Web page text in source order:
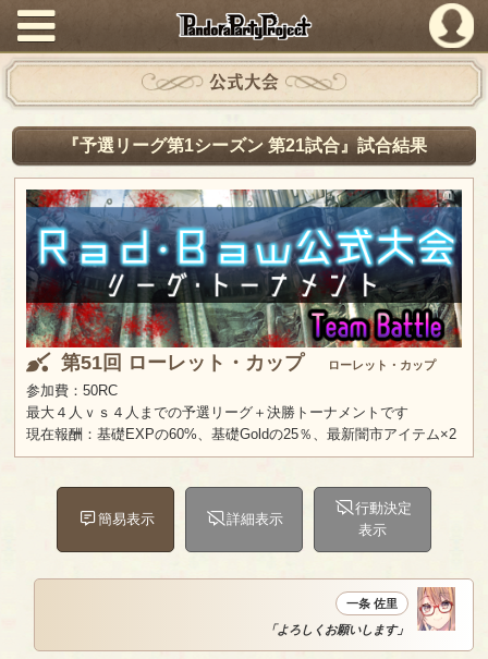
PandoraPartyProject
公式大会
『予選リーグ第1シーズン 第21試合』試合結果
第51回 ローレット・カップ ローレット・カップ
参加費：50RC
最大４人ｖｓ４人までの予選リーグ＋決勝トーナメントです
現在報酬：基礎EXPの60%、基礎Goldの25％、最新闇市アイテム×2
簡易表示 詳細表示
行動決定
表示
一条 佐里
「よろしくお願いします」